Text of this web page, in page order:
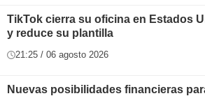
TikTok cierra su oficina en Estados
y reduce su plantilla
21:25 / 06 agosto 2026
Nuevas posibilidades financieras